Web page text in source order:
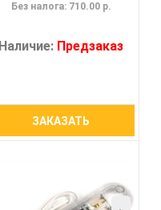
Без налога: 710.00 р.
Наличие: Предзаказ
ЗАКАЗАТЬ